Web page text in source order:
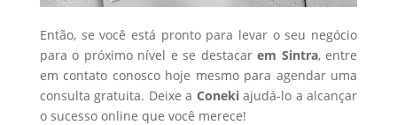
Então, se você está pronto para levar o seu negócio
para o próximo nível e se destacarem Sintra, entre
em contato conosco hoje mesmo para agendar uma
consulta gratuita. Deixe a Conekiajudá-lo a alcançar
o sucesso online que você merece!